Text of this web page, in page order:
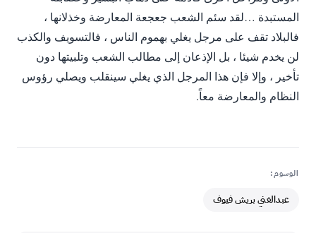
المستبدة …لقد سئم الشعب جعجعة المعارضة وخذلانها ،
فالبلاد تقف على مرجل يغلي بهموم الناس ، فالتسويف والكذب
لن يخدم شيئا ، بل الإذعان إلى مطالب الشعب وتلبيتها دون
تأخير ، وإلا فإن هذا المرجل الذي يغلي سينقلب ويصلي رؤوس
النظام والمعارضة معاً.
الوسوم:
عبدالغني بريش فيوف